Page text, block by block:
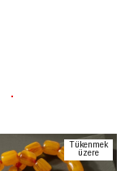
Tükenmek
üzere